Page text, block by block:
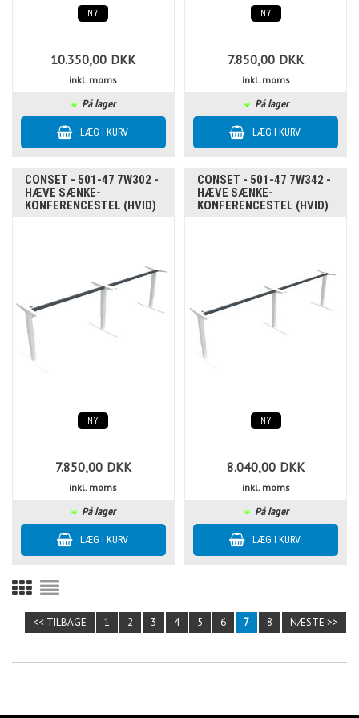
NY
10.350,00 DKK
inkl. moms
På lager
NY
7.850,00 DKK
inkl. moms
På lager
CONSET - 501-47 7W302 -
HÆVE SÆNKE-
KONFERENCESTEL (HVID)
NY
7.850,00 DKK
inkl. moms
På lager
CONSET - 501-47 7W342 -
HÆVE SÆNKE-
KONFERENCESTEL (HVID)
NY
8.040,00 DKK
inkl. moms
På lager
<< TILBAGE 1 2 3 4 5 6 7 8 NÆSTE >>